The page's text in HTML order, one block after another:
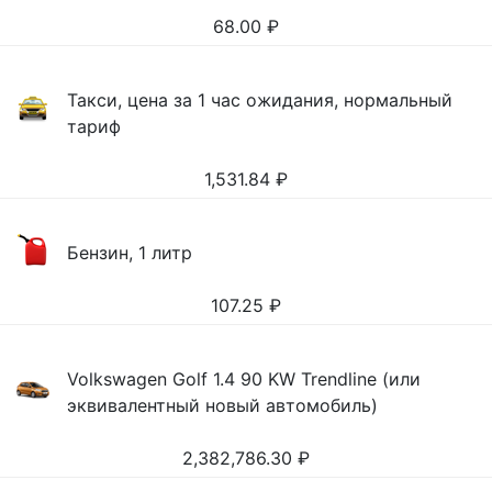
68.00 ₽
Такси, цена за 1 час ожидания, нормальный
тариф
1,531.84 ₽
Бензин, 1 литр
107.25 ₽
Volkswagen Golf 1.4 90 KW Trendline (или
эквивалентный новый автомобиль)
2,382,786.30 ₽